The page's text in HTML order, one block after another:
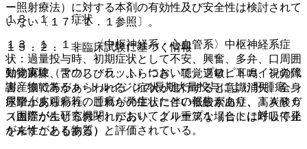
ー照射療法）に対する本剤の有効性及び安全性は検討されて
いない〔１７．１．１参照〕。
１５．２． 非臨床試験に基づく情報
動物実験（マウス・ラット）において、プロピトカインの代
謝産物であるｏ−トルイジンの長期大量投与により肝腫瘍、
尿路上皮腫瘍等の腫瘍が発生したとの報告があり、ＩＡＲＣ
（国際がん研究機関）においてグループ１（ヒトに対して発
がん性がある物質）と評価されている。
１３．１． 症状
１３．１．１． 〈中枢神経系・心血管系〉中枢神経系症
状：過量投与時、初期症状として不安、興奮、多弁、口周囲
知覚麻痺、舌のしびれ、ふらつき、聴覚過敏、耳鳴、視覚障
害、振戦等があらわれる（症状が進行すると意識消失、全身
痙攣があらわれ、これらの症状に伴い低酸素血症、高炭酸ガ
ス血症が生じるおそれがあり、より重篤な場合には呼吸停止
を来すこともある）。